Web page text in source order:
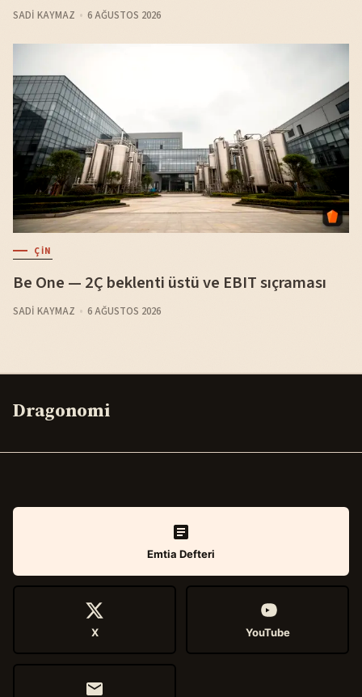
SADI KAYMAZ 6 AĞUSTOS 2026
ÇIN
Be One — 2Ç beklenti üstü ve EBIT sıçraması
SADI KAYMAZ 6 AĞUSTOS 2026
Dragonomi
Emtia Defteri
X YouTube